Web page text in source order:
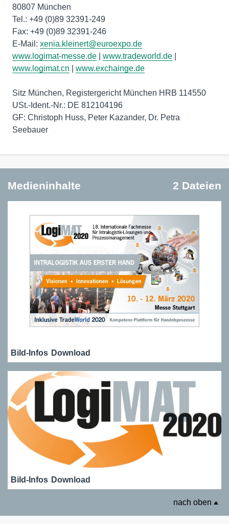
80807 München
Tel.: +49 (0)89 32391-249
Fax: +49 (0)89 32391-246
E-Mail: xenia.kleinert@euroexpo.de
www.logimat-messe.de
www.tradeworld.de
www.logimat.cn
www.exchainge.de
Sitz München, Registergericht München HRB 114550
USt.-Ident.-Nr.: DE 812104196
GF: Christoph Huss, Peter Kazander, Dr. Petra
Seebauer
Medieninhalte 2 Dateien
Bild-Infos Download
Bild-Infos Download
nach oben